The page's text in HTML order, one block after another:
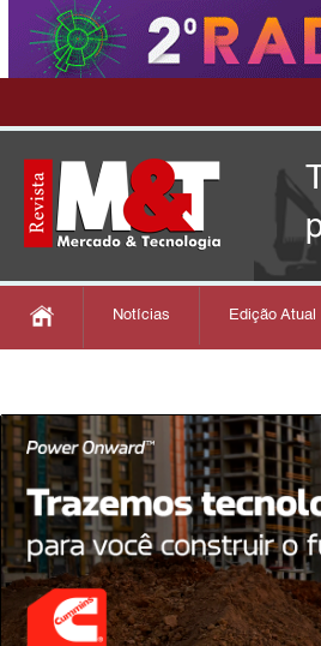
Notícias Edição Atual